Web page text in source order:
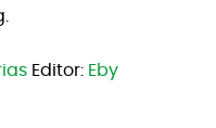
Editor: Eby